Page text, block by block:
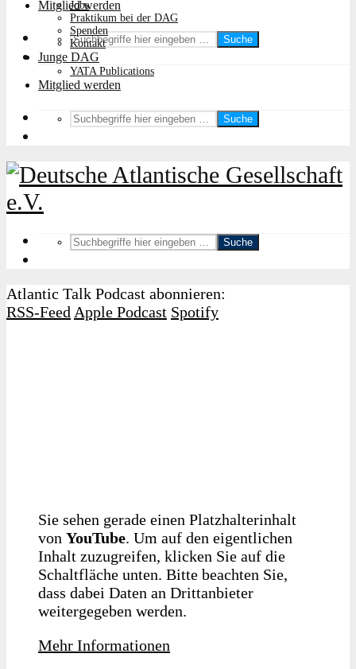
Mitglied werden
Suche
Jobs
Praktikum bei der DAG
Spenden
Kontakt
Junge DAG
YATA Publications
Mitglied werden
Suche
Suche
Atlantic Talk Podcast abonnieren:
RSS-Feed Apple Podcast Spotify
Sie sehen gerade einen Platzhalterinhalt
von YouTube. Um auf den eigentlichen
Inhalt zuzugreifen, klicken Sie auf die
Schaltfläche unten. Bitte beachten Sie,
dass dabei Daten an Drittanbieter
weitergegeben werden.
Mehr Informationen